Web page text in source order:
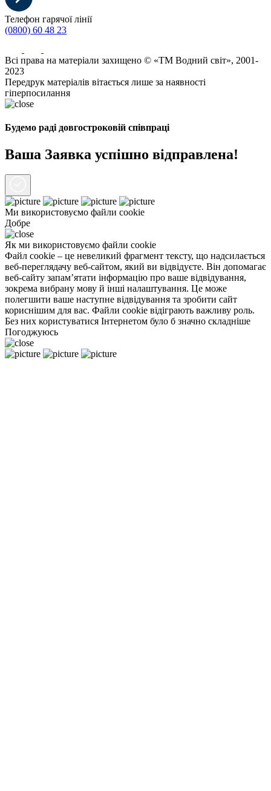
Телефон гарячої лінії
(0800) 60 48 23
Всі права на матеріали захищено © «ТМ Водний світ», 2001-
2023
Передрук матеріалів вітається лише за наявності
гіперпосилання
Будемо раді довгостроковій співпраці
Ваша Заявка успішно відправлена!
Ми використовуємо файли cookie
Добре
Як ми використовуємо файли cookie
Файл cookie – це невеликий фрагмент тексту, що надсилається
веб-переглядачу веб-сайтом, який ви відвідуєте. Він допомагає
веб-сайту запам’ятати інформацію про ваше відвідування,
зокрема вибрану мову й інші налаштування. Це може
полегшити ваше наступне відвідування та зробити сайт
кориснішим для вас. Файли cookie відіграють важливу роль.
Без них користуватися Інтернетом було б значно складніше
Погоджуюсь